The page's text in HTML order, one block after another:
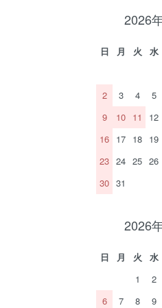
2026
日 月 火 水
2
3 4 5
9
10 11 12
16 17 18 19
23 24 25 26
30 31
2026
日 月 火 水
1
2
6
7 8 9